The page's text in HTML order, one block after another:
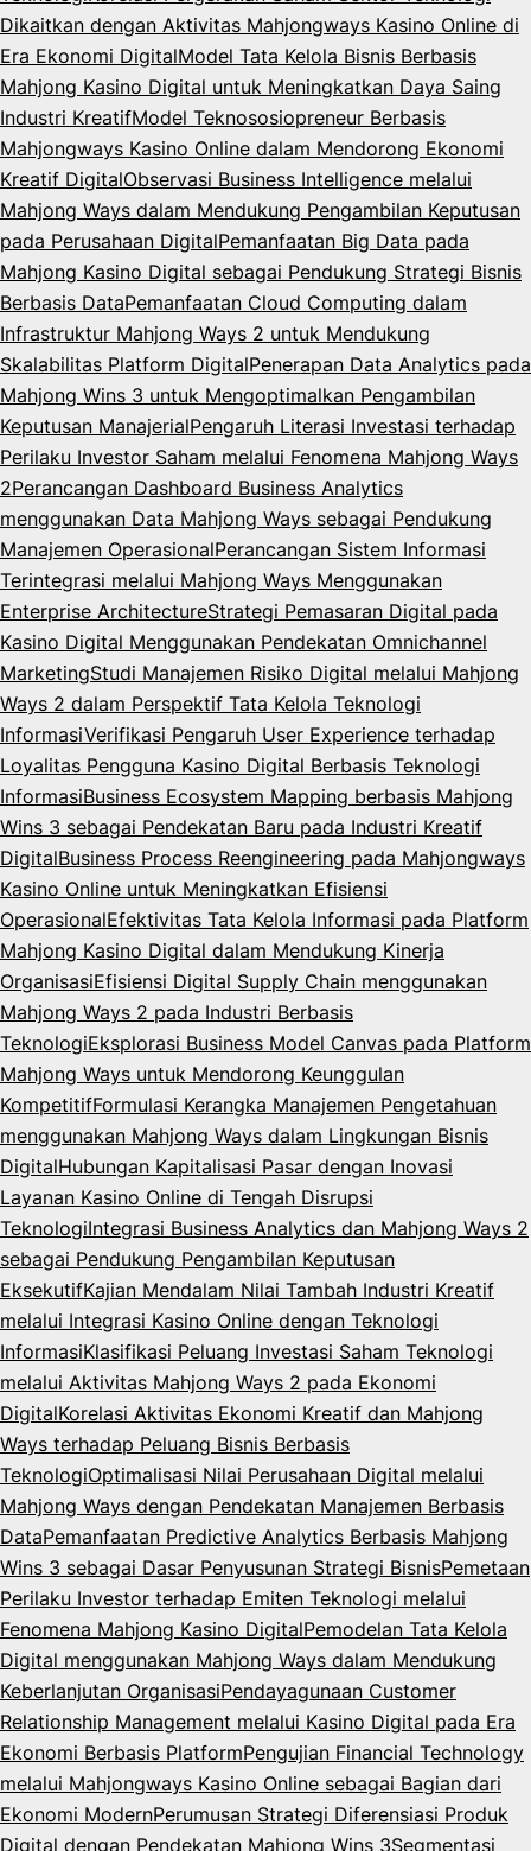
Dikaitkan dengan Aktivitas Mahjongways Kasino Online di
Era Ekonomi DigitalModel Tata Kelola Bisnis Berbasis
Mahjong Kasino Digital untuk Meningkatkan Daya Saing
Industri KreatifModel Teknososiopreneur Berbasis
Mahjongways Kasino Online dalam Mendorong Ekonomi
Kreatif DigitalObservasi Business Intelligence melalui
Mahjong Ways dalam Mendukung Pengambilan Keputusan
pada Perusahaan DigitalPemanfaatan Big Data pada
Mahjong Kasino Digital sebagai Pendukung Strategi Bisnis
Berbasis DataPemanfaatan Cloud Computing dalam
Infrastruktur Mahjong Ways 2 untuk Mendukung
Skalabilitas Platform DigitalPenerapan Data Analytics pada
Mahjong Wins 3 untuk Mengoptimalkan Pengambilan
Keputusan ManajerialPengaruh Literasi Investasi terhadap
Perilaku Investor Saham melalui Fenomena Mahjong Ways
2Perancangan Dashboard Business Analytics
menggunakan Data Mahjong Ways sebagai Pendukung
Manajemen OperasionalPerancangan Sistem Informasi
Terintegrasi melalui Mahjong Ways Menggunakan
Enterprise ArchitectureStrategi Pemasaran Digital pada
Kasino Digital Menggunakan Pendekatan Omnichannel
MarketingStudi Manajemen Risiko Digital melalui Mahjong
Ways 2 dalam Perspektif Tata Kelola Teknologi
InformasiVerifikasi Pengaruh User Experience terhadap
Loyalitas Pengguna Kasino Digital Berbasis Teknologi
InformasiBusiness Ecosystem Mapping berbasis Mahjong
Wins 3 sebagai Pendekatan Baru pada Industri Kreatif
DigitalBusiness Process Reengineering pada Mahjongways
Kasino Online untuk Meningkatkan Efisiensi
OperasionalEfektivitas Tata Kelola Informasi pada Platform
Mahjong Kasino Digital dalam Mendukung Kinerja
OrganisasiEfisiensi Digital Supply Chain menggunakan
Mahjong Ways 2 pada Industri Berbasis
TeknologiEksplorasi Business Model Canvas pada Platform
Mahjong Ways untuk Mendorong Keunggulan
KompetitifFormulasi Kerangka Manajemen Pengetahuan
menggunakan Mahjong Ways dalam Lingkungan Bisnis
DigitalHubungan Kapitalisasi Pasar dengan Inovasi
Layanan Kasino Online di Tengah Disrupsi
TeknologiIntegrasi Business Analytics dan Mahjong Ways 2
sebagai Pendukung Pengambilan Keputusan
EksekutifKajian Mendalam Nilai Tambah Industri Kreatif
melalui Integrasi Kasino Online dengan Teknologi
InformasiKlasifikasi Peluang Investasi Saham Teknologi
melalui Aktivitas Mahjong Ways 2 pada Ekonomi
DigitalKorelasi Aktivitas Ekonomi Kreatif dan Mahjong
Ways terhadap Peluang Bisnis Berbasis
TeknologiOptimalisasi Nilai Perusahaan Digital melalui
Mahjong Ways dengan Pendekatan Manajemen Berbasis
DataPemanfaatan Predictive Analytics Berbasis Mahjong
Wins 3 sebagai Dasar Penyusunan Strategi BisnisPemetaan
Perilaku Investor terhadap Emiten Teknologi melalui
Fenomena Mahjong Kasino DigitalPemodelan Tata Kelola
Digital menggunakan Mahjong Ways dalam Mendukung
Keberlanjutan OrganisasiPendayagunaan Customer
Relationship Management melalui Kasino Digital pada Era
Ekonomi Berbasis PlatformPengujian Financial Technology
melalui Mahjongways Kasino Online sebagai Bagian dari
Ekonomi ModernPerumusan Strategi Diferensiasi Produk
Digital dengan Pendekatan Mahjong Wins 3Segmentasi